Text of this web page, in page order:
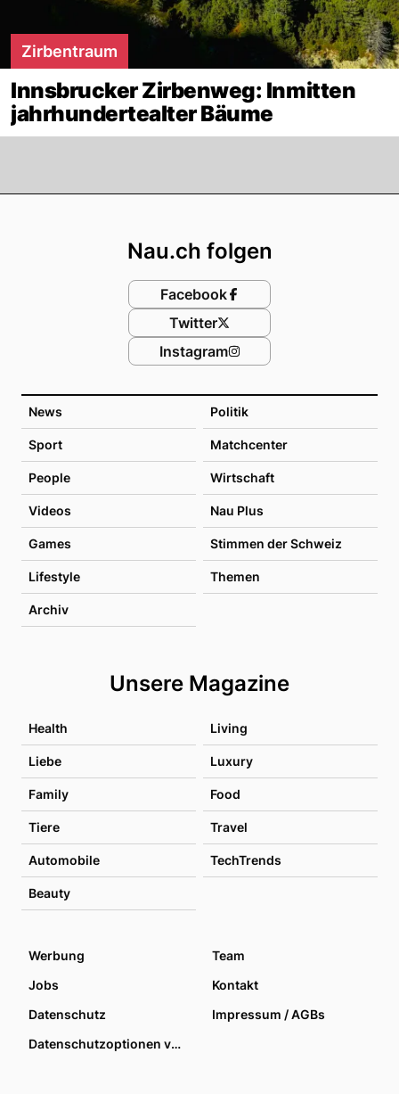
Zirbentraum
Innsbrucker Zirbenweg: Inmitten
jahrhundertealter Bäume
News Politik
Sport Matchcenter
People Wirtschaft
Videos Nau Plus
Games Stimmen der Schweiz
Lifestyle Themen
Archiv
Unsere Magazine
Health Living
Liebe Luxury
Family Food
Tiere Travel
Automobile TechTrends
Beauty
Nau.ch folgen
Facebook
Twitter
Instagram
Werbung
Team
Jobs
Kontakt
Datenschutz
Impressum / AGBs
Datenschutzoptionen verwalten